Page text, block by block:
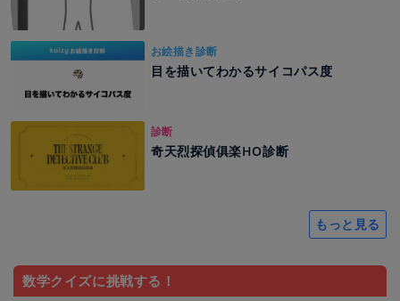
お絵描き診断
目を描いてわかるサイコパス度
診断
奇天烈探偵俱楽HO診断
もっと見る
数学クイズに挑戦する！